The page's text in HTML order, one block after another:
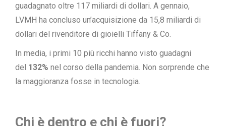
guadagnato oltre 117 miliardi di dollari. A gennaio,
LVMH ha concluso un’acquisizione da 15,8 miliardi di
dollari del rivenditore di gioielli Tiffany & Co.
In media, i primi 10 più ricchi hanno visto guadagni
del 132% nel corso della pandemia. Non sorprende che
la maggioranza fosse in tecnologia.
Chi è dentro e chi è fuori?